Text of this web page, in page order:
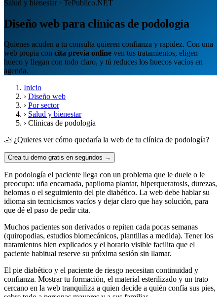
Salud y bienestar · TePublico.NET
Diseño web para clínicas de podología
Quienes acuden a tu consulta quieren confianza y rapidez. Con una
web propia con cita previa online ven tus tratamientos, eligen
hueco y llegan con todo claro, y tú reduces los huecos vacíos en
agenda.
Inicio
› Diseño web
› Por sector
› Salud y bienestar
› Clínicas de podología
🦶 ¿Quieres ver cómo quedaría la web de tu clínica de podología?
Crea tu demo gratis en segundos →
En podología el paciente llega con un problema que le duele o le
preocupa: uña encarnada, papiloma plantar, hiperqueratosis, durezas,
helomas o el seguimiento del pie diabético. La web debe hablar su
idioma sin tecnicismos vacíos y dejar claro que hay solución, para
que dé el paso de pedir cita.
Muchos pacientes son derivados o repiten cada pocas semanas
(quiropodias, estudios biomecánicos, plantillas a medida). Tener los
tratamientos bien explicados y el horario visible facilita que el
paciente habitual reserve su próxima sesión sin llamar.
El pie diabético y el paciente de riesgo necesitan continuidad y
confianza. Mostrar tu formación, el material esterilizado y un trato
cercano en la web tranquiliza a quien decide a quién confía sus pies,